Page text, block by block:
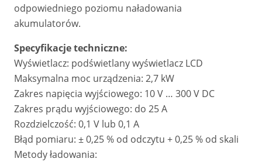
odpowiedniego poziomu naładowania
akumulatorów.
Specyfikacje techniczne:
Wyświetlacz: podświetlany wyświetlacz LCD
Maksymalna moc urządzenia: 2,7 kW
Zakres napięcia wyjściowego: 10 V … 300 V DC
Zakres prądu wyjściowego: do 25 A
Rozdzielczość: 0,1 V lub 0,1 A
Błąd pomiaru: ± 0,25 % od odczytu + 0,25 % od skali
Metody ładowania: